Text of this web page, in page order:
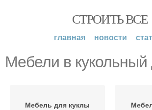
СТРОИТЬ ВСЕ
главная новости
Мебели в кукольный
Мебель для куклы